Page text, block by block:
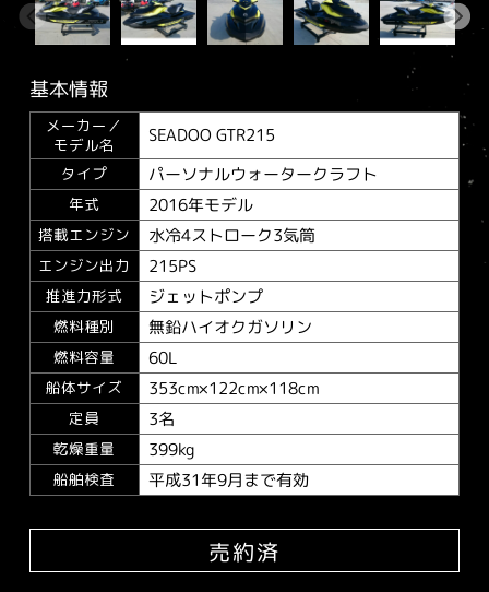
基本情報
メーカー／
モデル名
SEADOO GTR215
タイプ パーソナルウォータークラフト
年式 2016年モデル
搭載エンジン 水冷4ストローク3気筒
エンジン出力 215PS
推進力形式 ジェットポンプ
燃料種別 無鉛ハイオクガソリン
燃料容量 60L
船体サイズ 353cm×122cm×118cm
定員 3名
乾燥重量 399kg
船舶検査 平成31年9月まで有効
売約済